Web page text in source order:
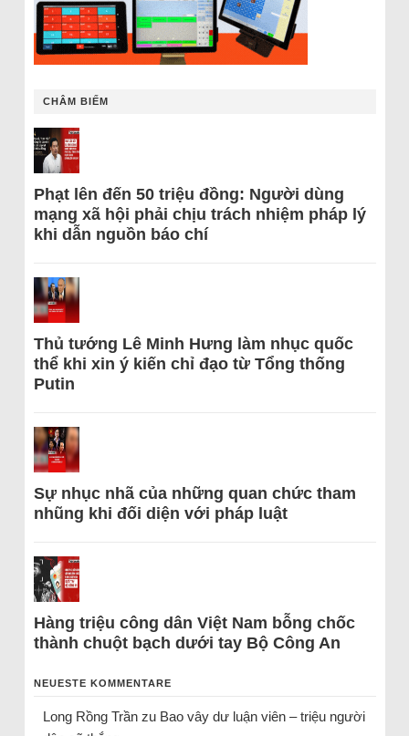
CHÂM BIẾM
Phạt lên đến 50 triệu đồng: Người dùng
mạng xã hội phải chịu trách nhiệm pháp lý
khi dẫn nguồn báo chí
Thủ tướng Lê Minh Hưng làm nhục quốc
thể khi xin ý kiến chỉ đạo từ Tổng thống
Putin
Sự nhục nhã của những quan chức tham
nhũng khi đối diện với pháp luật
Hàng triệu công dân Việt Nam bỗng chốc
thành chuột bạch dưới tay Bộ Công An
NEUESTE KOMMENTARE
Long Rồng Trầnzu Bao vây dư luận viên – triệu người